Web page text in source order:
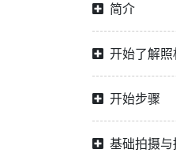
简介
开始了解
开始步骤
基础拍摄与